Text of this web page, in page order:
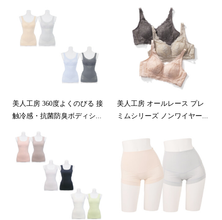
美人工房 360度よくのびる 接
触冷感・抗菌防臭ボディシ...
美人工房 オールレース プレ
ミムシリーズ ノンワイヤー...